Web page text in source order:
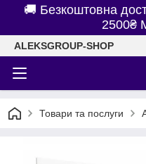
🚚 Безкоштовна
2500₴
ALEKSGROUP-SHOP
Товари та послуги